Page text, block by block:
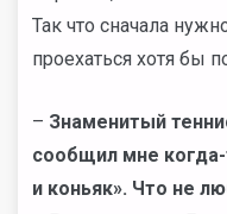
Так что сначала
проехаться хотя бы
– Знаменитый
сообщил мне
и коньяк». Что не